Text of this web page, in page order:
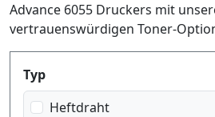
Advance 6055 Druckers mit
vertrauenswürdigen Toner-
Produktfilter
Typ
Heftdraht